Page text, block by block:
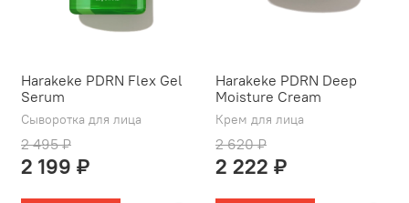
Harakeke PDRN Flex Gel
Serum
Сыворотка для лица
2 495 ₽
2 199 ₽
Harakeke PDRN Deep
Moisture Cream
Крем для лица
2 620 ₽
2 222 ₽